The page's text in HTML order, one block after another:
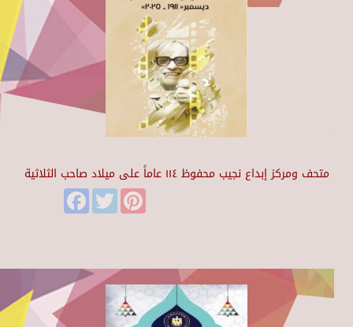
متحف ومركز إبداع نجيب محفوظ ١١٤ عاماً على ميلاد صاحب الثلاثية
FacebookTwitter